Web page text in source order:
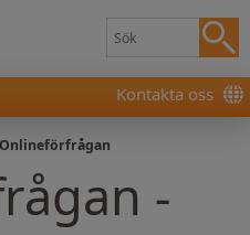
Kontakta oss
Onlineförfrågan
-